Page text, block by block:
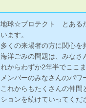
地球☆プロテクト とある
います。
多くの来場者の方に関心
海洋ごみの問題は、みなさ
れからわずか2年半でここ
メンバーのみなさんのパワ
これからもたくさんの仲間
ションを続けていってくだ